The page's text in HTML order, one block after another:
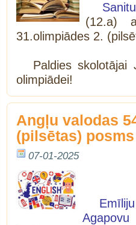
(12.a)
31.olimpiādes 2.
Paldies skolotājai
olimpiādei!
Angļu valodas
(pilsētas) posms
07-01-2025
Agapovu